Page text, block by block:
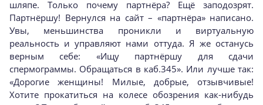
шляпе. Только почему партнёра? Ещё заподозрят.
Партнёршу! Вернулся на сайт – «партнёра» написано.
Увы, меньшинства проникли и виртуальную
реальность и управляют нами оттуда. Я же останусь
верным себе: «Ищу партнёршу для сдачи
спермограммы. Обращаться в каб.345». Или лучше так:
«Дорогие женщины! Милые, добрые, отзывчивые!
Хотите прокатиться на колесе обозрения как-нибудь